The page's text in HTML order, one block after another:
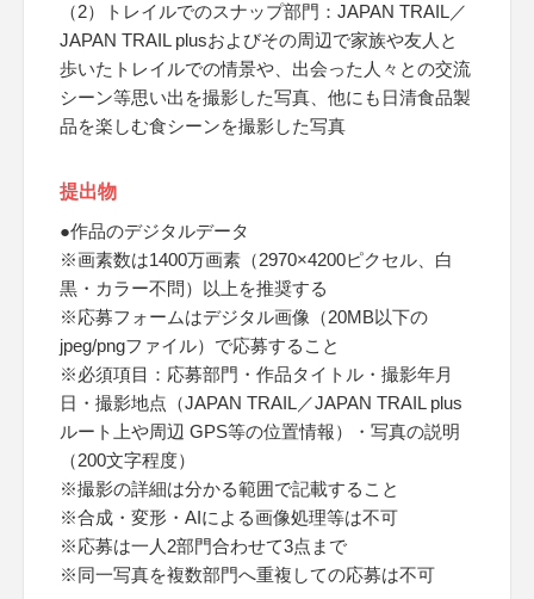
（2）トレイルでのスナップ部門：JAPAN TRAIL／
JAPAN TRAIL plusおよびその周辺で家族や友人と
歩いたトレイルでの情景や、出会った人々との交流
シーン等思い出を撮影した写真、他にも日清食品製
品を楽しむ食シーンを撮影した写真
提出物
●作品のデジタルデータ
※画素数は1400万画素（2970×4200ピクセル、白
黒・カラー不問）以上を推奨する
※応募フォームはデジタル画像（20MB以下の
jpeg/pngファイル）で応募すること
※必須項目：応募部門・作品タイトル・撮影年月
日・撮影地点（JAPAN TRAIL／JAPAN TRAIL plus
ルート上や周辺 GPS等の位置情報）・写真の説明
（200文字程度）
※撮影の詳細は分かる範囲で記載すること
※合成・変形・AIによる画像処理等は不可
※応募は一人2部門合わせて3点まで
※同一写真を複数部門へ重複しての応募は不可